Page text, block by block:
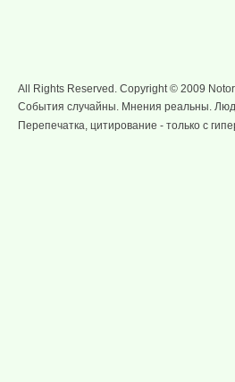
All Rights Reserved. Copyright © 2009
События случайны. Мнения реальны.
Перепечатка, цитирование - только с